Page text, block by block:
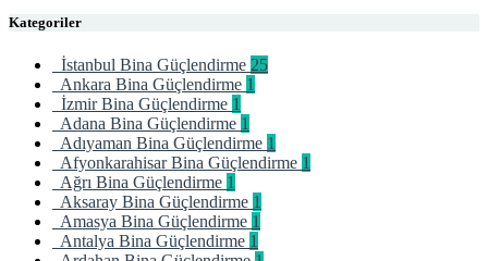
Kategoriler
İstanbul Bina Güçlendirme 25
Ankara Bina Güçlendirme 1
İzmir Bina Güçlendirme 1
Adana Bina Güçlendirme 1
Adıyaman Bina Güçlendirme 1
Afyonkarahisar Bina Güçlendirme 1
Ağrı Bina Güçlendirme 1
Aksaray Bina Güçlendirme 1
Amasya Bina Güçlendirme 1
Antalya Bina Güçlendirme 1